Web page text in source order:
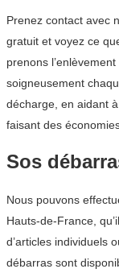
Prenez contact avec
gratuit et voyez ce
prenons
soigneusement
décharge, en aidant
faisant des
Sos
Nous pouvons
Hauts-de-France,
d’articles individuels
débarras sont